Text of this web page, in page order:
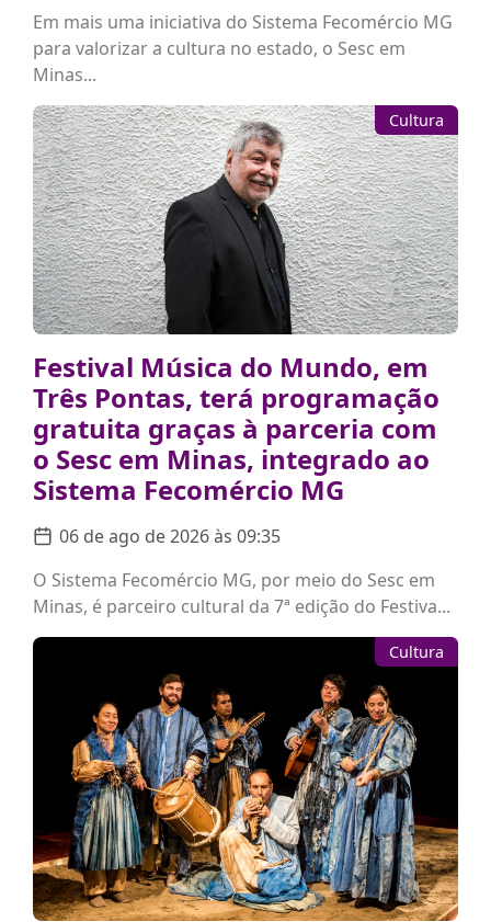
Em mais uma iniciativa do Sistema Fecomércio MG
para valorizar a cultura no estado, o Sesc em
Minas...
Cultura
Festival Música do Mundo, em
Três Pontas, terá programação
gratuita graças à parceria com
o Sesc em Minas, integrado ao
Sistema Fecomércio MG
06 de ago de 2026 às 09:35
O Sistema Fecomércio MG, por meio do Sesc em
Minas, é parceiro cultural da 7ª edição do Festiva...
Cultura